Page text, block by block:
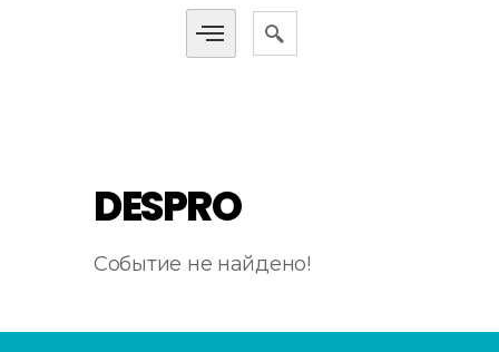
DESPRO
Событие не найдено!